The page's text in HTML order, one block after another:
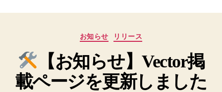
カ
ゴ
リ
ー
お知らせ リリース
【お知らせ】Vector掲
載ページを更新しました